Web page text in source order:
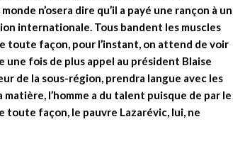
n’osera dire qu’il a payé une rançon à un
internationale. Tous bandent les muscles
toute façon, pour l’instant, on attend de voir
fois de plus appel au président Blaise
de la sous-région, prendra langue avec les
matière, l’homme a du talent puisque de par le
toute façon, le pauvre Lazarévic, lui, ne